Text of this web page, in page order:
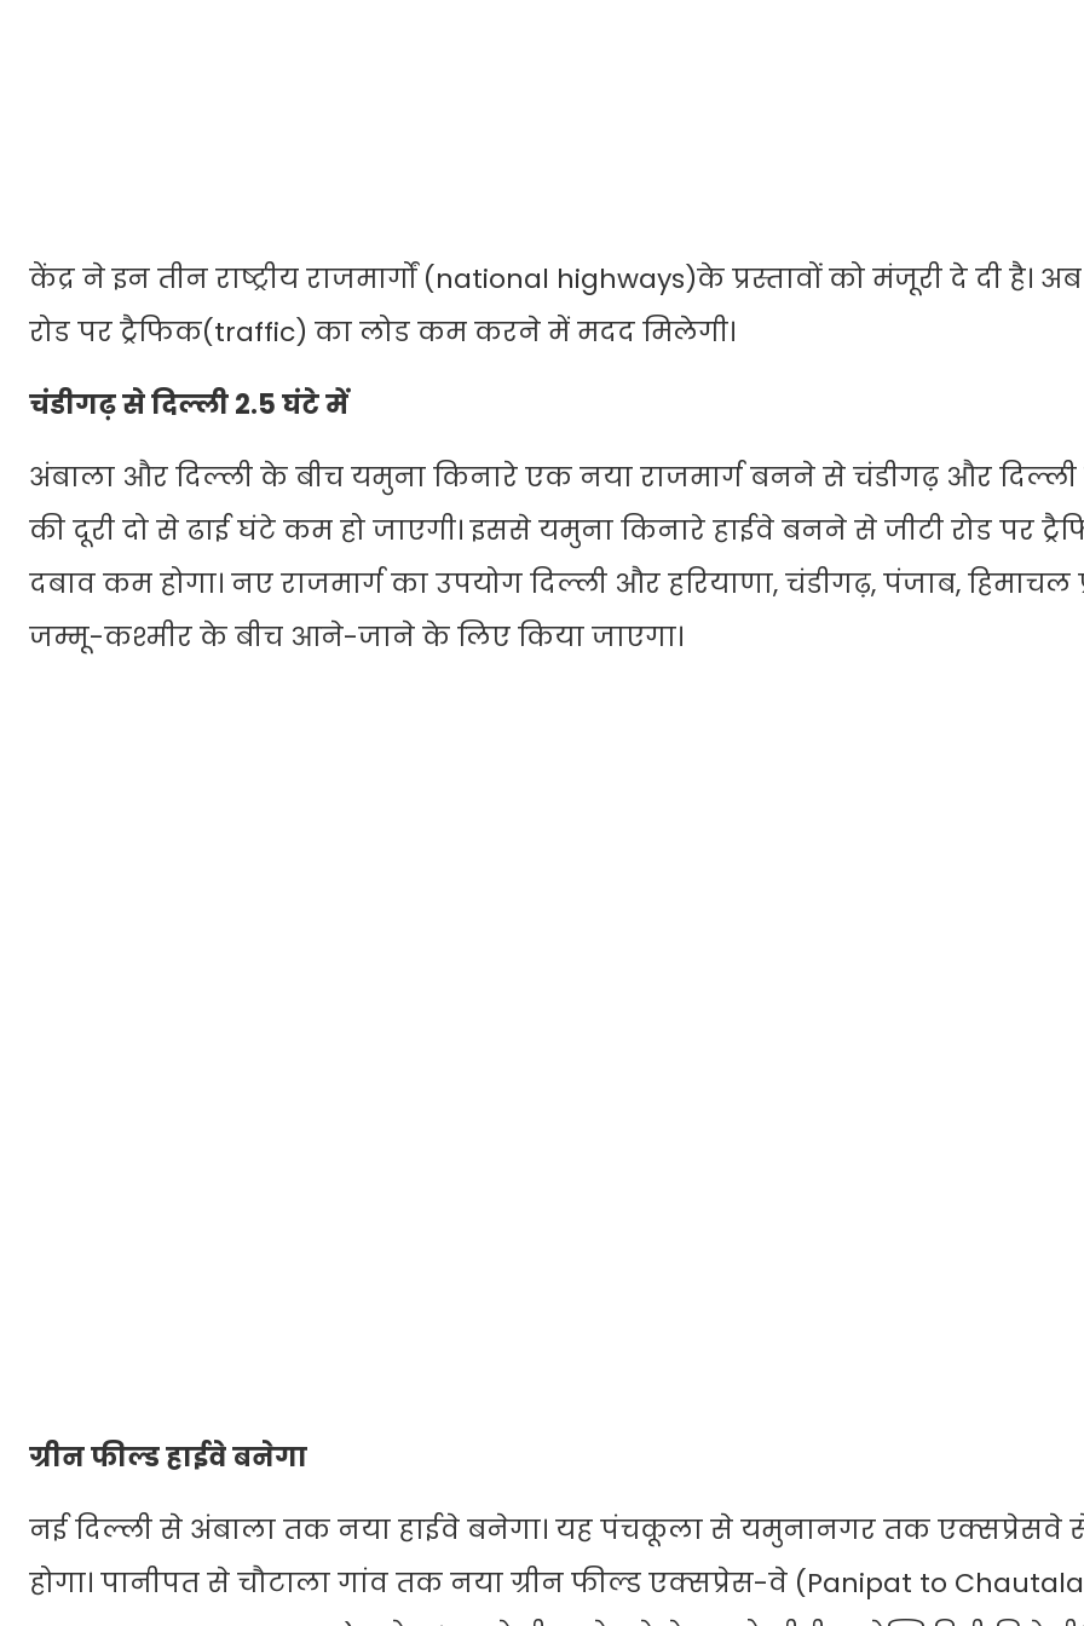
केंद्र ने इन तीन राष्ट्रीय राजमार्गों (national highways)के प्रस्तावों को मंजूरी दे दी है।
रोड पर ट्रैफिक(traffic) का लोड कम करने में मदद मिलेगी।
चंडीगढ़ से दिल्ली 2.5 घंटे में
अंबाला और दिल्ली के बीच यमुना किनारे एक नया राजमार्ग बनने से चंडीगढ़ और
की दूरी दो से ढाई घंटे कम हो जाएगी। इससे यमुना किनारे हाईवे बनने से जीटी रोड पर
दबाव कम होगा। नए राजमार्ग का उपयोग दिल्ली और हरियाणा, चंडीगढ़, पंजाब,
जम्मू-कश्मीर के बीच आने-जाने के लिए किया जाएगा।
ग्रीन फील्ड हाईवे बनेगा
नई दिल्ली से अंबाला तक नया हाईवे बनेगा। यह पंचकूला से यमुनानगर तक एक्सप्रेसवे
होगा। पानीपत से चौटाला गांव तक नया ग्रीन फील्ड एक्सप्रेस-वे (Panipat to